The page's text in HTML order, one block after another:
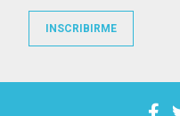
INSCRIBIRME